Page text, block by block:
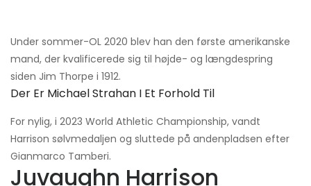
Under sommer-OL 2020 blev han den første amerikanske
mand, der kvalificerede sig til højde- og længdespring
siden Jim Thorpe i 1912.
Der Er Michael Strahan I Et Forhold Til
For nylig, i 2023 World Athletic Championship, vandt
Harrison sølvmedaljen og sluttede på andenpladsen efter
Gianmarco Tamberi.
Juvaughn Harrison